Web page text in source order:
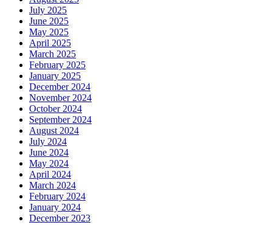
July 2025
June 2025
May 2025
April 2025
March 2025
February 2025
January 2025
December 2024
November 2024
October 2024
September 2024
August 2024
July 2024
June 2024
May 2024
April 2024
March 2024
February 2024
January 2024
December 2023